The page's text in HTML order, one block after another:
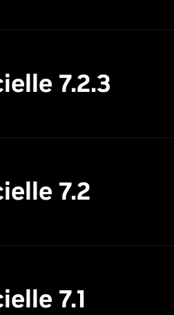
7.2.3
7.2
7.1